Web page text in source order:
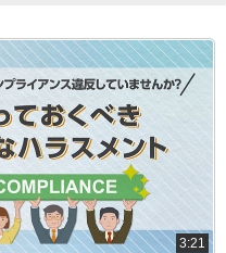
3:21